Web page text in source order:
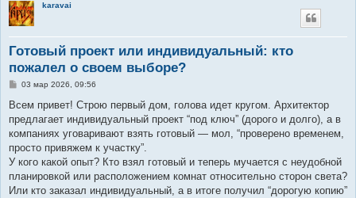
karavai
Готовый проект или индивидуальный: кто
пожалел о своем выборе?
С
о
щ
е
и
е
03 мар 2026, 09:56
Всем привет! Строю первый дом, голова идет кругом. Архитектор
предлагает индивидуальный проект “под ключ” (дорого и долго), а в
компаниях уговаривают взять готовый — мол, “проверено временем,
просто привяжем к участку”.
У кого какой опыт? Кто взял готовый и теперь мучается с неудобной
планировкой или расположением комнат относительно сторон света?
Или кто заказал индивидуальный, а в итоге получил “дорогую копию”